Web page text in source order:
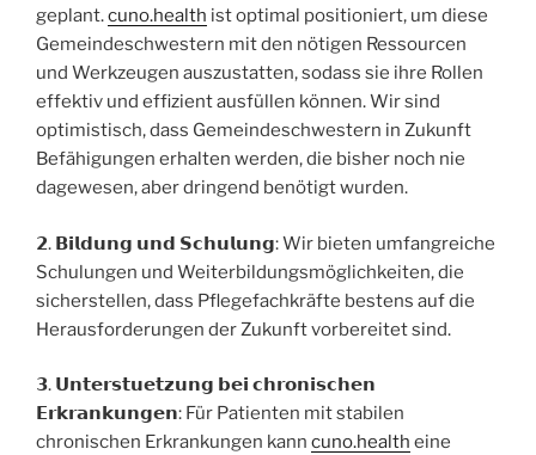
geplant.cuno.health ist optimal positioniert, um diese
Gemeindeschwestern mit den nötigen Ressourcen
und Werkzeugen auszustatten, sodass sie ihre Rollen
effektiv und effizient ausfüllen können. Wir sind
optimistisch, dass Gemeindeschwestern in Zukunft
Befähigungen erhalten werden, die bisher noch nie
dagewesen, aber dringend benötigt wurden.
𝟮. 𝗕𝗶𝗹𝗱𝘂𝗻𝗴 𝘂𝗻𝗱 𝗦𝗰𝗵𝘂𝗹𝘂𝗻𝗴: Wir bieten umfangreiche
Schulungen und Weiterbildungsmöglichkeiten, die
sicherstellen, dass Pflegefachkräfte bestens auf die
Herausforderungen der Zukunft vorbereitet sind.
𝟯. 𝗨𝗻𝘁𝗲𝗿𝘀𝘁𝘂𝗲𝘁𝘇𝘂𝗻𝗴 𝗯𝗲𝗶 𝗰𝗵𝗿𝗼𝗻𝗶𝘀𝗰𝗵𝗲𝗻
𝗘𝗿𝗸𝗿𝗮𝗻𝗸𝘂𝗻𝗴𝗲𝗻: Für Patienten mit stabilen
chronischen Erkrankungen kann cuno.health eine